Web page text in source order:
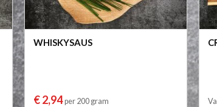
WHISKYSAUS
€ 2,94per 200 gram